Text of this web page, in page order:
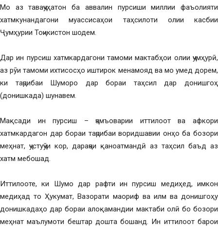
Мо аз таваҷҷуҳатон ба аввалин пурсиши миллии фаъолияти
хатмкунандагони муассисаҳои таҳсилоти олии касбии
Ҷумҳурии Тоҷикистон шодем.
Дар ин пурсиш хатмкардагони тамоми мактабҳои олии ҷумҳурӣ,
аз рӯи тамоми ихтисосҳо иштирок менамояд ва мо умед дорем,
ки таҷрибаи Шуморо дар бораи таҳсил дар донишгоҳ
(донишкада) шунавем.
Мақсади ин пурсиш – ҷамъоварии иттилоот ва афкори
хатмкардагон дар бораи таҷрибаи воридшавии онҳо ба бозори
меҳнат, ҷустуҷӯи кор, дараҷаи қаноатмандӣ аз таҳсил баъд аз
хатм мебошад.
Иттилооте, ки Шумо дар рафти ин пурсиш медиҳед, имкон
медиҳад то Ҳукумат, Вазорати маориф ва илм ва донишгоҳу
донишкадаҳо дар бораи алоқамандии мактаби олӣ бо бозори
меҳнат маълумоти бештар дошта бошанд. Ин иттилоот барои